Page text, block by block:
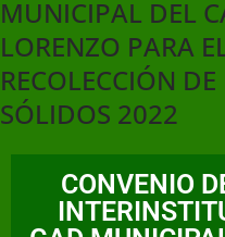
MUNICIPAL DEL
LORENZO PARA
RECOLECCIÓN
SÓLIDOS 2022
CONVENIO